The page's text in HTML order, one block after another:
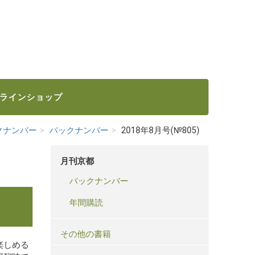
インショップ
ナンバー バックナンバー 2018年8月号(№805)
月刊京都
バックナンバー
年間購読
その他の書籍
しめる